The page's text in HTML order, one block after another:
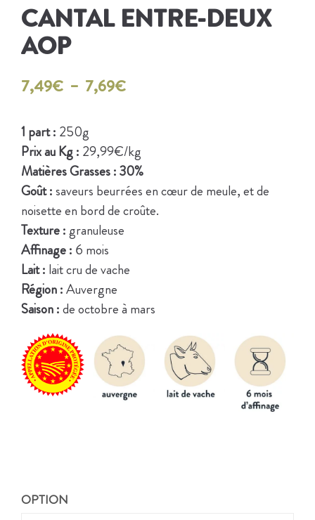
CANTAL ENTRE-DEUX
AOP
7,49€ – 7,69€
1 part : 250g
Prix au Kg : 29,99€/kg
Matières Grasses :30%
Goût :saveurs beurrées en cœur de meule, et de
noisette en bord de croûte.
Texture :granuleuse
Affinage : 6 mois
Lait : lait cru de vache
Région :Auvergne
Saison :de octobre à mars
OPTION